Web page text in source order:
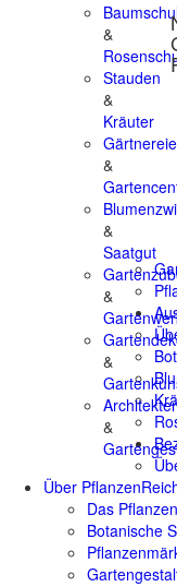
&
Stauden
&
Kräuter
&
&
Saatgut
&
&
&
Über
Das
Botanische